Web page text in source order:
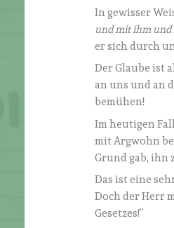
In gewisser
und mit ihm und
er sich durch
Der Glaube ist
an uns und an
bemühen!
Im heutigen
mit Argwohn
Grund gab, ihn
Das ist eine
Doch der Herr
Gesetzes!”